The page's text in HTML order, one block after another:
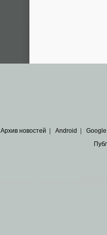
Архив новостей Android Google